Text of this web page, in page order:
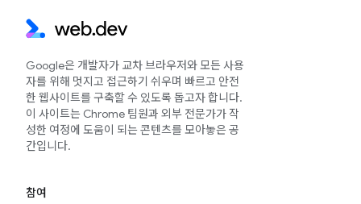
Google은 개발자가 교차 브라우저와 모든 사용
자를 위해 멋지고 접근하기 쉬우며 빠르고 안전
한 웹사이트를 구축할 수 있도록 돕고자 합니다.
이 사이트는 Chrome 팀원과 외부 전문가가 작
성한 여정에 도움이 되는 콘텐츠를 모아놓은 공
간입니다.
참여